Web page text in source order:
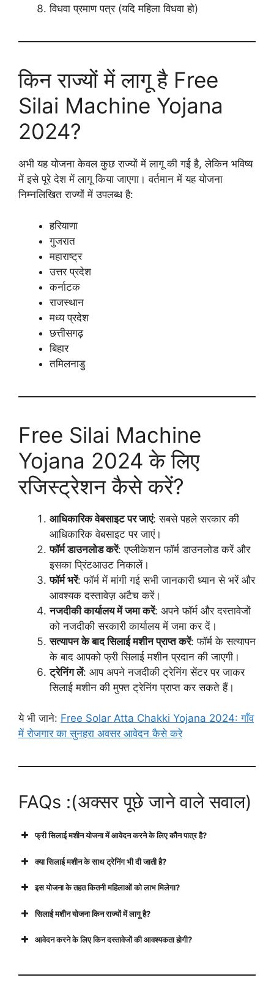
विधवा प्रमाण पत्र (यदि महिला विधवा हो)
किन राज्यों में लागू है Free
Silai Machine Yojana
2024?
अभी यह योजना केवल कुछ राज्यों में लागू की गई है, लेकिन भविष्य
में इसे पूरे देश में लागू किया जाएगा। वर्तमान में यह योजना
निम्नलिखित राज्यों में उपलब्ध है:
हरियाणा
गुजरात
महाराष्ट्र
उत्तर प्रदेश
कर्नाटक
राजस्थान
मध्य प्रदेश
छत्तीसगढ़
बिहार
तमिलनाडु
Free Silai Machine
Yojana 2024 के लिए
रजिस्ट्रेशन कैसे करें?
आधिकारिक वेबसाइट पर जाएं: सबसे पहले सरकार की
आधिकारिक वेबसाइट पर जाएं।
फॉर्म डाउनलोड करें: एप्लीकेशन फॉर्म डाउनलोड करें और
इसका प्रिंटआउट निकालें।
फॉर्म भरें: फॉर्म में मांगी गई सभी जानकारी ध्यान से भरें और
आवश्यक दस्तावेज़ अटैच करें।
नजदीकी कार्यालय में जमा करें: अपने फॉर्म और दस्तावेजों
को नजदीकी सरकारी कार्यालय में जमा कर दें।
सत्यापन के बाद सिलाई मशीन प्राप्त करें: फॉर्म के सत्यापन
के बाद आपको फ्री सिलाई मशीन प्रदान की जाएगी।
ट्रेनिंग लें: आप अपने नजदीकी ट्रेनिंग सेंटर पर जाकर
सिलाई मशीन की मुफ्त ट्रेनिंग प्राप्त कर सकते हैं।
ये भी जाने: Free Solar Atta Chakki Yojana 2024: गाँव
में रोजगार का सुनहरा अवसर आवेदन कैसे करे
FAQs :(अक्सर पूछे जाने वाले सवाल)
फ्री सिलाई मशीन योजना में आवेदन करने के लिए कौन पात्र है?
क्या सिलाई मशीन के साथ ट्रेनिंग भी दी जाती है?
इस योजना के तहत कितनी महिलाओं को लाभ मिलेगा?
सिलाई मशीन योजना किन राज्यों में लागू है?
आवेदन करने के लिए किन दस्तावेजों की आवश्यकता होगी?